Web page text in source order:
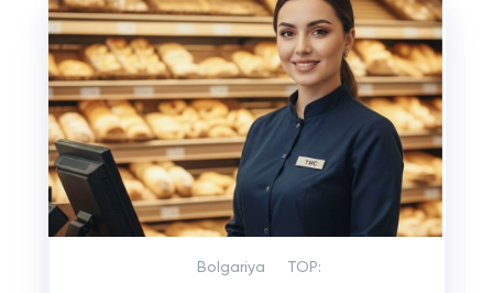
Bolgariya TOP: